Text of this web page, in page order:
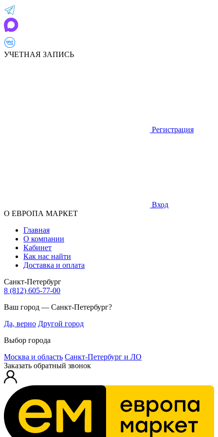
УЧЕТНАЯ ЗАПИСЬ
Регистрация
Вход
О ЕВРОПА МАРКЕТ
Главная
О компании
Кабинет
Как нас найти
Доставка и оплата
Санкт-Петербург
8 (812) 605-77-00
Ваш город — Санкт-Петербург?
Да, верно Другой город
Выбор города
Москва и область Санкт-Петербург и ЛО
Заказать обратный звонок